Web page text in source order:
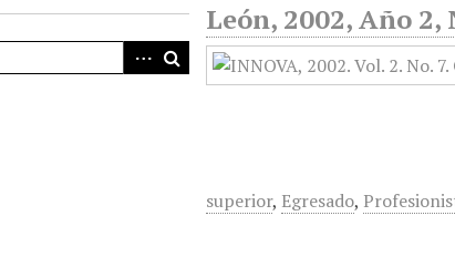
León, 2002, Año 2,
superior, Egresado,